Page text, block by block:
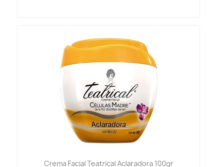
Crema Facial Teatrical Aclaradora 100gr